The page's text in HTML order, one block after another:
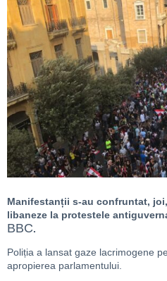
Manifestanții s-au confruntat,
libaneze la protestele
BBC.
Poliția a lansat gaze lacrimogene
apropierea parlamentului.